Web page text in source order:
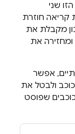
שני
קריאה חוזרת
מקבלת את
את
אפשר
ולבטל את
שפוסט